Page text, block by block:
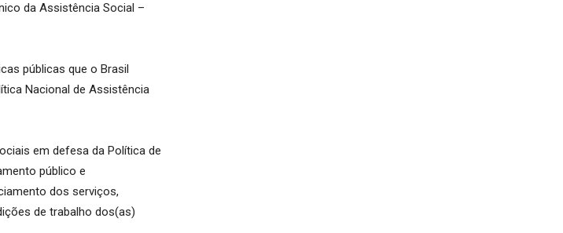
da Assistência Social –
públicas que o Brasil
Nacional de Assistência
em defesa da Política de
público e
dos serviços,
de trabalho dos(as)